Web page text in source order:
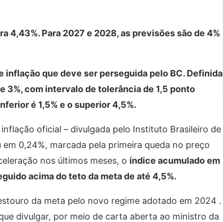
4,43%. Para 2027 e 2028, as previsões são de 4%
que deve ser perseguida pelo BC. Definida
3%, com intervalo de tolerância de 1,5 ponto
é 1,5% e o superior 4,5%.
oficial – divulgada pelo Instituto Brasileiro de
0,24%, marcada pela primeira queda no preço
nos últimos meses, o índice acumulado em
acima do teto da meta de até 4,5%.
da meta pelo novo regime adotado em 2024 .
divulgar, por meio de carta aberta ao ministro da